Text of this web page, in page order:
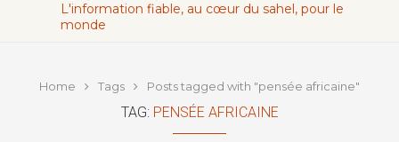
L'information fiable, au cœur du sahel, pour le
monde
Home Tags Posts tagged with "pensée africaine"
TAG: PENSÉE AFRICAINE